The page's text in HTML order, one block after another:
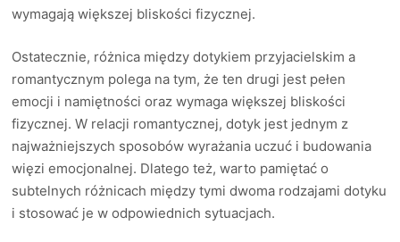
wymagają większej bliskości fizycznej.
Ostatecznie, różnica między dotykiem przyjacielskim a
romantycznym polega na tym, że ten drugi jest pełen
emocji i namiętności oraz wymaga większej bliskości
fizycznej. W relacji romantycznej, dotyk jest jednym z
najważniejszych sposobów wyrażania uczuć i budowania
więzi emocjonalnej. Dlatego też, warto pamiętać o
subtelnych różnicach między tymi dwoma rodzajami dotyku
i stosować je w odpowiednich sytuacjach.